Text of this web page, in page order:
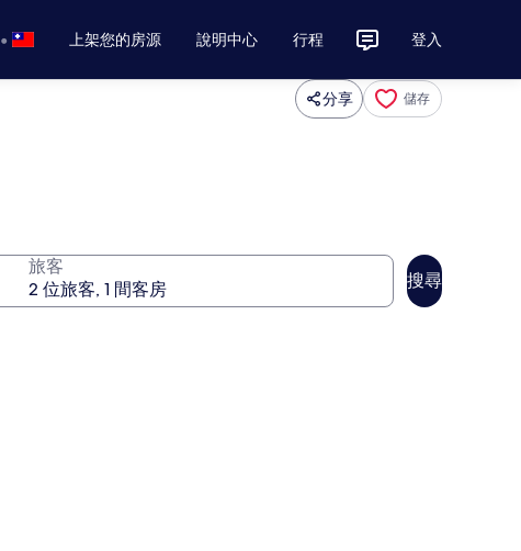
• 上架您的房源 說明中心 行程 登入
分享 儲存
旅客
搜尋